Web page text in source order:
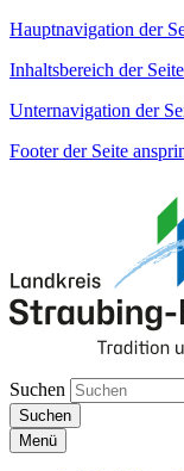
Hauptnavigation der
Inhaltsbereich der
Unternavigation der
Footer der Seite
Suchen
Suchen
Menü